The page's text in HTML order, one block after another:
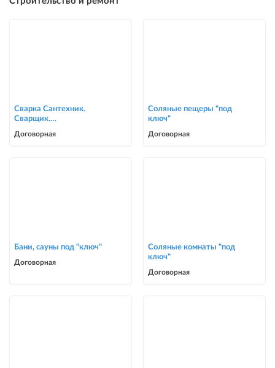
Сварка Сантехник.
Сварщик.
сварочные работы в Биш
Договорная
Соляные пещеры "под
ключ"
Договорная
Бани, сауны под "ключ"
Договорная
Соляные комнаты "под
ключ"
Договорная